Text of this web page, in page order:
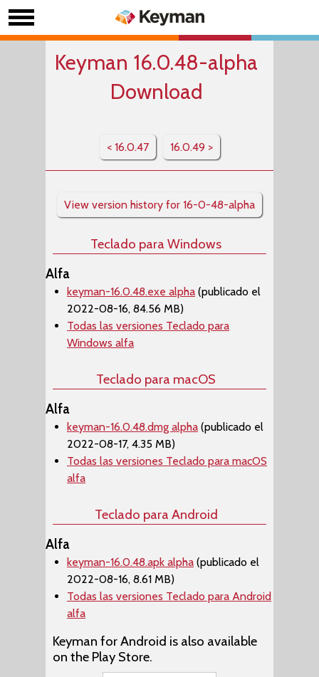
Keyman 16.0.48-alpha
Download
< 16.0.47 16.0.49 >
View version history for 16-0-48-alpha
Teclado para Windows
Alfa
keyman-16.0.48.exe alpha (publicado el
2022-08-16, 84.56 MB)
Todas las versiones Teclado para
Windows alfa
Teclado para macOS
Alfa
keyman-16.0.48.dmg alpha (publicado el
2022-08-17, 4.35 MB)
Todas las versiones Teclado para macOS
alfa
Teclado para Android
Alfa
keyman-16.0.48.apk alpha (publicado el
2022-08-16, 8.61 MB)
Todas las versiones Teclado para Android
alfa
Keyman for Android is also available
on the Play Store.